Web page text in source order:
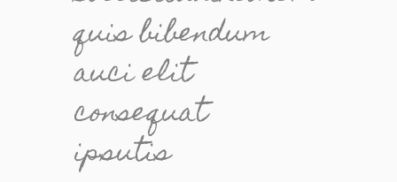
quis bibendum
auci elit
consequat
ipsutis